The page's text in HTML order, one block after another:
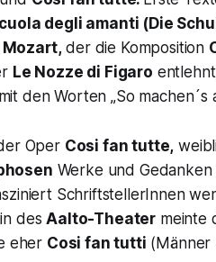
degli amanti (Die
der die Komposition
Le Nozze di Figaro
mit den Worten „So machen´s
Oper Cosi fan tutte,
Werke und
SchriftstellerInnen
desAalto-Theater meinte
eher Cosi fan tutti (Männer